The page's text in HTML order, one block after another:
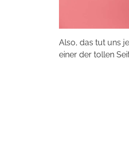
Also, das tut uns
einer der tollen